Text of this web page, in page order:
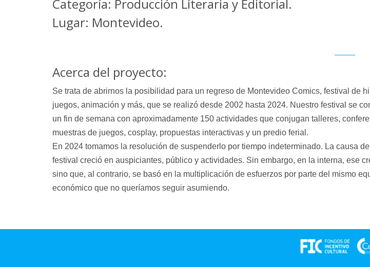
Categoría: Producción Literaria y Editorial.
Lugar: Montevideo.
Acerca del proyecto:
Se trata de abrirnos la posibilidad para un regreso de Montevideo Comics, festival de
juegos, animación y más, que se realizó desde 2002 hasta 2024. Nuestro festival se
un fin de semana con aproximadamente 150 actividades que conjugan talleres,
muestras de juegos, cosplay, propuestas interactivas y un predio ferial.
En 2024 tomamos la resolución de suspenderlo por tiempo indeterminado. La causa
festival creció en auspiciantes, público y actividades. Sin embargo, en la interna, ese
sino que, al contrario, se basó en la multiplicación de esfuerzos por parte del mismo
económico que no queríamos seguir asumiendo.